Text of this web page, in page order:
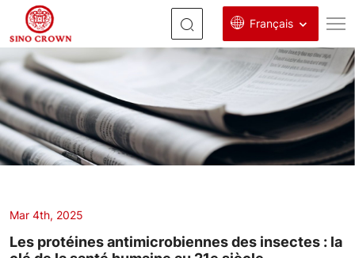
Français
protéines
antimicrobiennes
d'insectes
Mar 4th, 2025
Les protéines antimicrobiennes des insectes : la